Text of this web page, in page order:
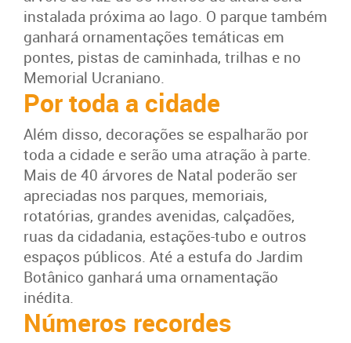
instalada próxima ao lago. O parque também
ganhará ornamentações temáticas em
pontes, pistas de caminhada, trilhas e no
Memorial Ucraniano.
Por toda a cidade
Além disso, decorações se espalharão por
toda a cidade e serão uma atração à parte.
Mais de 40 árvores de Natal poderão ser
apreciadas nos parques, memoriais,
rotatórias, grandes avenidas, calçadões,
ruas da cidadania, estações-tubo e outros
espaços públicos. Até a estufa do Jardim
Botânico ganhará uma ornamentação
inédita.
Números recordes